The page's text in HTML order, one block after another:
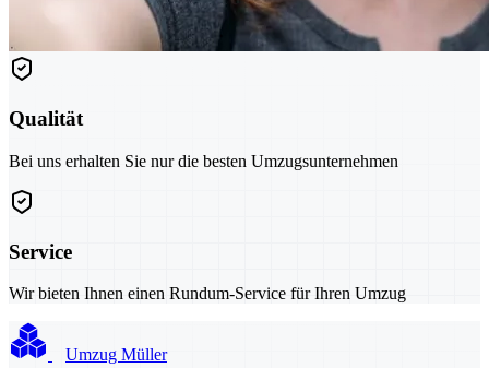
Qualität
Bei uns erhalten Sie nur die besten Umzugsunternehmen
Service
Wir bieten Ihnen einen Rundum-Service für Ihren Umzug
Umzug Müller